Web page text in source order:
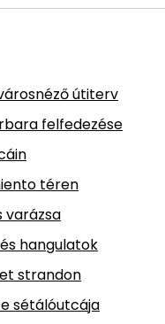
útiterv
felfedezése
téren
varázsa
hangulatok
strandon
sétálóutcája